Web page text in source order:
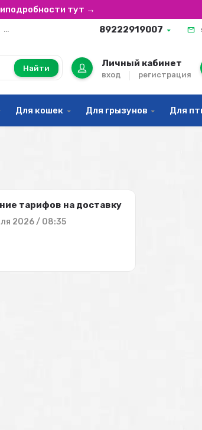
подробности тут →
... 89222919007
Найти Личный кабинет
вход регистрация
Для кошек Для грызунов Для
тарифов на доставку
2026 / 08:35